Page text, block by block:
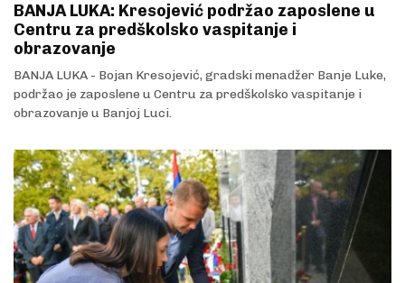
BANJA LUKA: Kresojević podržao zaposlene u
Centru za predškolsko vaspitanje i
obrazovanje
BANJA LUKA - Bojan Kresojević, gradski menadžer Banje Luke,
podržao je zaposlene u Centru za predškolsko vaspitanje i
obrazovanje u Banjoj Luci.